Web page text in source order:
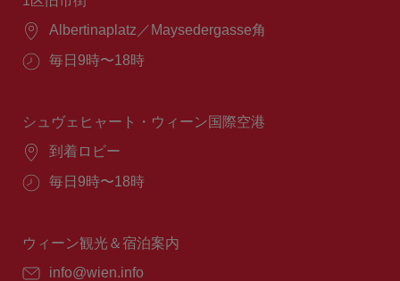
場
Albertinaplatz／Maysedergasse角
営
間：
毎日9時〜18時
シュヴェヒャート・ウィーン国際空港
場
到着ロビー
営
間：
毎日9時〜18時
ウィーン観光＆宿泊案内
E
info@wien.info